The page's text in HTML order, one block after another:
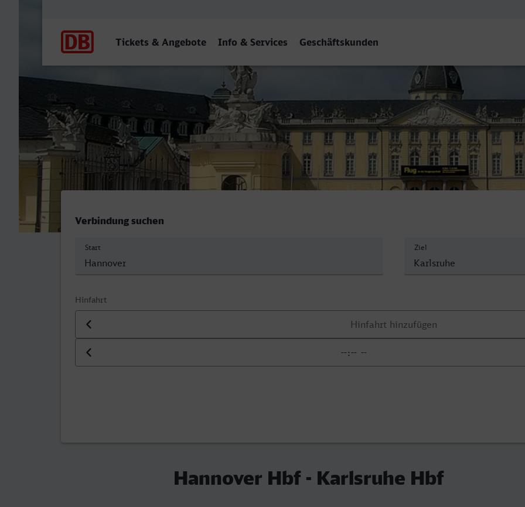
Tickets & Angebote Info & Services Geschäftskunden
Hannover Hbf - Karlsruhe Hbf
Verbindung suchen
Start Ziel
Hinfahrt
Datum der Hinfahrt
Uhrzeit der Hinfahrt
Hannover Hbf - Karlsruhe Hbf